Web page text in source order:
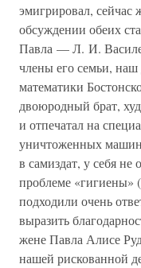
эмигрировал,
обсуждении обеих
Павла — Л. И.
члены его семьи,
математики
двоюродный брат,
и отпечатал на
уничтоженных
в самиздат, у себя не
проблеме «гигиены»
подходили очень
выразить
жене Павла Алисе
нашей рискованной